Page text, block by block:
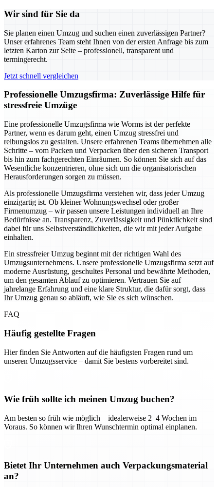
Wir sind für Sie da
Sie planen einen Umzug und suchen einen zuverlässigen Partner?
Unser erfahrenes Team steht Ihnen von der ersten Anfrage bis zum
letzten Karton zur Seite – professionell, transparent und
termingerecht.
Jetzt schnell vergleichen
Professionelle Umzugsfirma: Zuverlässige Hilfe für
stressfreie Umzüge
Eine professionelle Umzugsfirma wie Worms ist der perfekte
Partner, wenn es darum geht, einen Umzug stressfrei und
reibungslos zu gestalten. Unsere erfahrenen Teams übernehmen alle
Schritte – vom Packen und Verpacken über den sicheren Transport
bis hin zum fachgerechten Einräumen. So können Sie sich auf das
Wesentliche konzentrieren, ohne sich um die organisatorischen
Herausforderungen sorgen zu müssen.
Als professionelle Umzugsfirma verstehen wir, dass jeder Umzug
einzigartig ist. Ob kleiner Wohnungswechsel oder großer
Firmenumzug – wir passen unsere Leistungen individuell an Ihre
Bedürfnisse an. Transparenz, Zuverlässigkeit und Pünktlichkeit sind
dabei für uns Selbstverständlichkeiten, die wir mit jeder Aufgabe
einhalten.
Ein stressfreier Umzug beginnt mit der richtigen Wahl des
Umzugsunternehmens. Unsere professionelle Umzugsfirma setzt auf
moderne Ausrüstung, geschultes Personal und bewährte Methoden,
um den gesamten Ablauf zu optimieren. Vertrauen Sie auf
jahrelange Erfahrung und eine klare Struktur, die dafür sorgt, dass
Ihr Umzug genau so abläuft, wie Sie es sich wünschen.
FAQ
Häufig gestellte Fragen
Hier finden Sie Antworten auf die häufigsten Fragen rund um
unseren Umzugsservice – damit Sie bestens vorbereitet sind.
Wie früh sollte ich meinen Umzug buchen?
Am besten so früh wie möglich – idealerweise 2–4 Wochen im
Voraus. So können wir Ihren Wunschtermin optimal einplanen.
Bietet Ihr Unternehmen auch Verpackungsmaterial
an?